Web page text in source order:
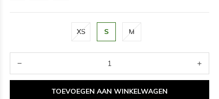
XS S M
TOEVOEGEN AAN WINKELWAGEN